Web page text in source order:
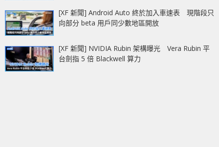
[XF 新聞] Android Auto 終於加入車速表 現階段只
向部分 beta 用戶同少數地區開放
[XF 新聞] NVIDIA Rubin 架構曝光 Vera Rubin 平
台劍指 5 倍 Blackwell 算力